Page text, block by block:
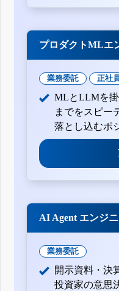
プロダクトMLエ
業務委託 正社
MLとLLMを
までをスピー
落とし込むポ
AI Agent エンジ
業務委託
開示資料・決
投資家の意思